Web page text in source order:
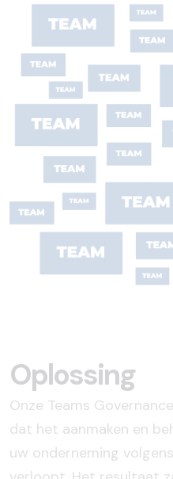
Oplossing
Onze Teams
dat het aanmaken en
uw onderneming